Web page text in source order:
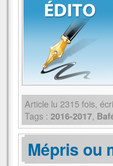
Article lu 2315 fois,
Tags : 2016-2017,
Mépris ou